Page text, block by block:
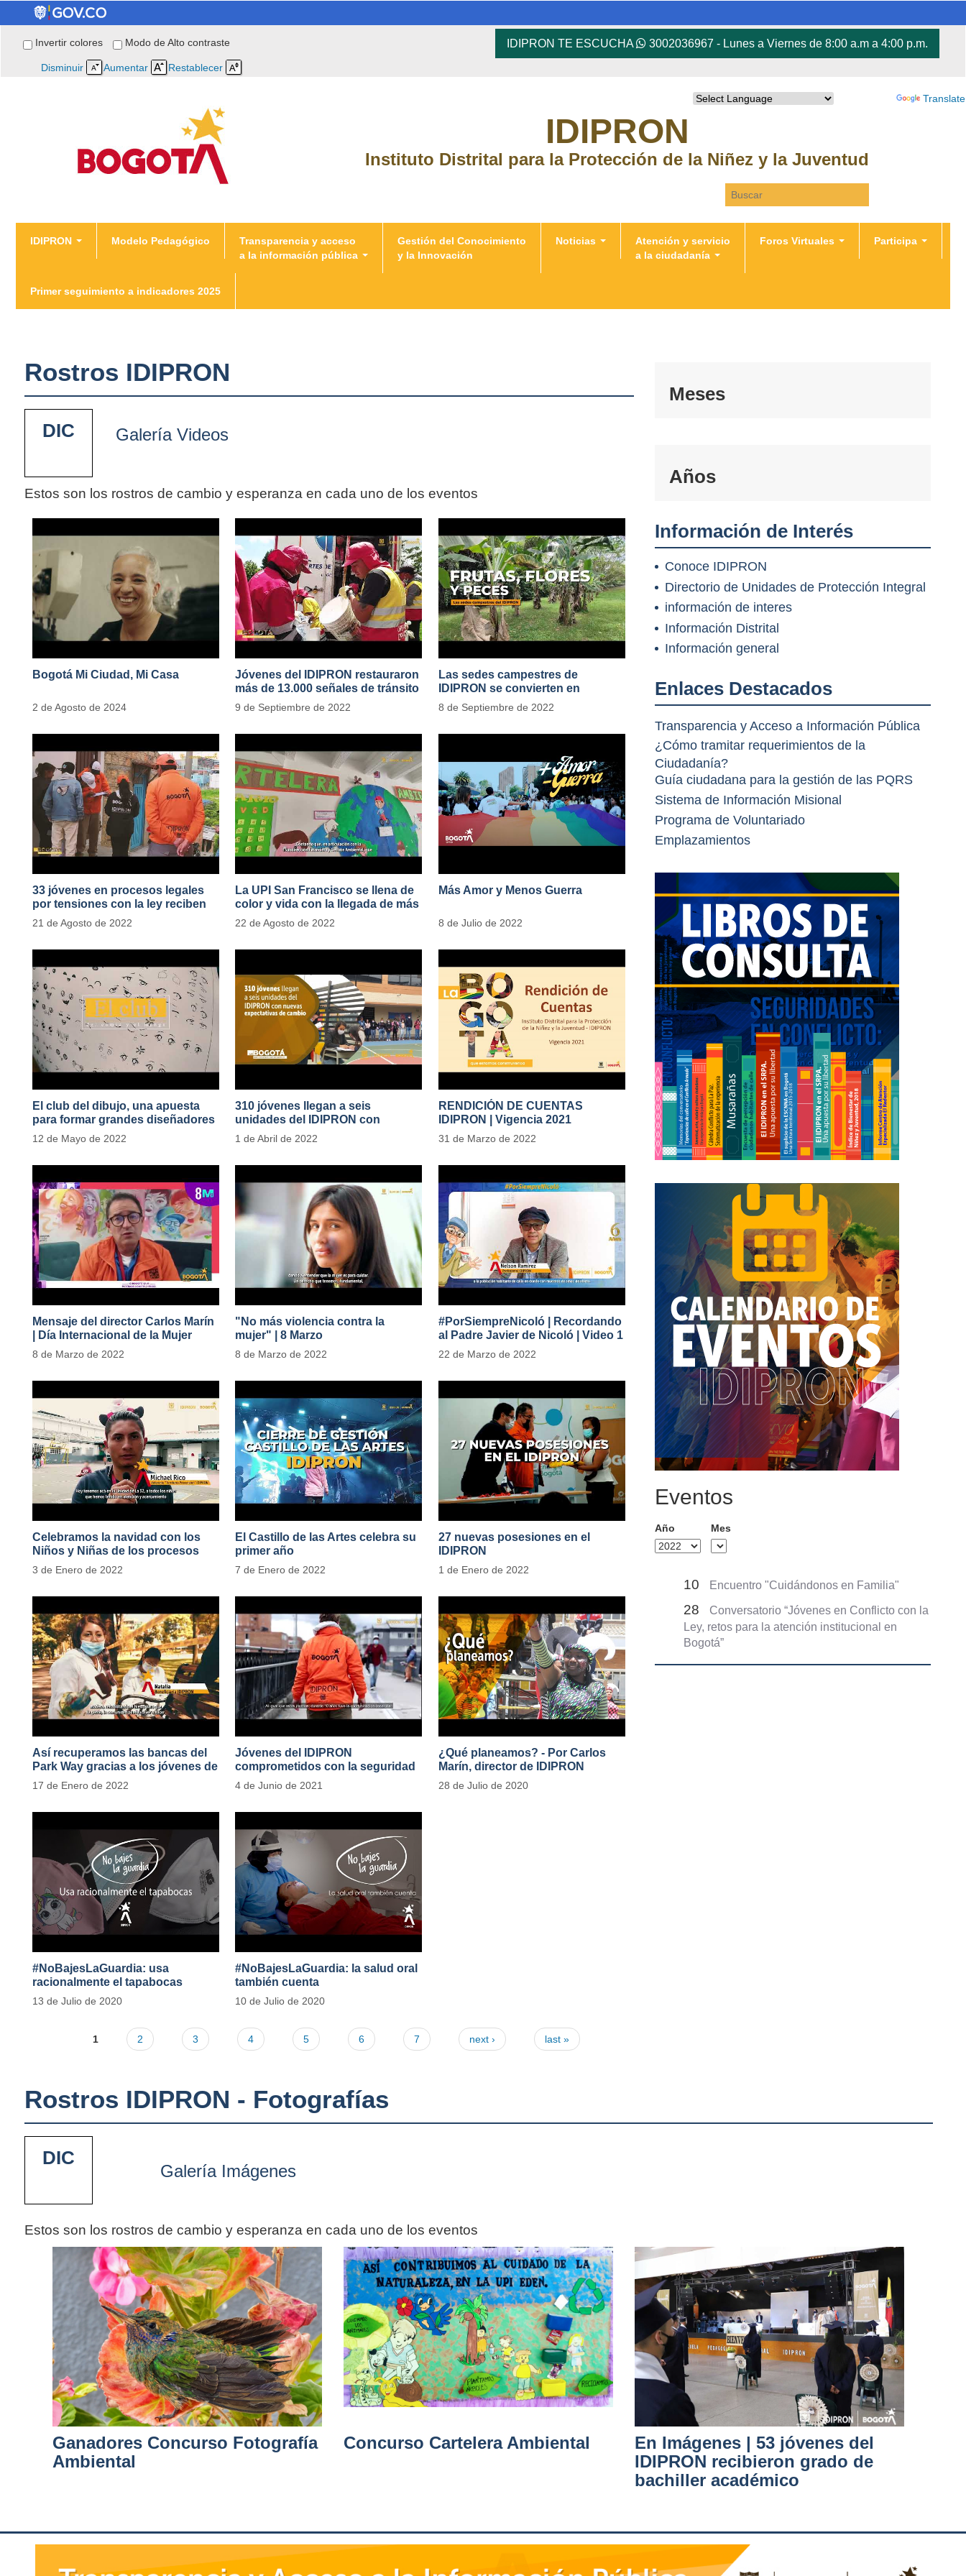
Invertir colores Modo de Alto contraste
Disminuir Aumentar Restablecer
IDIPRON TE ESCUCHA 3002036967 - Lunes a Viernes de 8:00 a.m a 4:00 p.m.
Translate
Search this site
IDIPRON
Instituto Distrital para la Protección de la Niñez y la Juventud
IDIPRON Modelo Pedagógico
Transparencia y acceso
a la información pública
Gestión del Conocimiento
y la Innovación
Noticias
Atención y servicio
a la ciudadanía
Foros Virtuales Participa
Primer seguimiento a indicadores 2025
You are here
Rostros IDIPRON
Galería Videos
Estos son los rostros de cambio y esperanza en cada uno de los eventos
Bogotá Mi Ciudad, Mi Casa
2 de Agosto de 2024
Jóvenes del IDIPRON restauraron
más de 13.000 señales de tránsito
9 de Septiembre de 2022
Las sedes campestres de
IDIPRON se convierten en
laboratorios agroecológicos
8 de Septiembre de 2022
33 jóvenes en procesos legales
por tensiones con la ley reciben
apoyo alimentario y pedagógico
del IDIPRON
21 de Agosto de 2022
La UPI San Francisco se llena de
color y vida con la llegada de más
de 1100 ejemplares vegetales
22 de Agosto de 2022
Más Amor y Menos Guerra
8 de Julio de 2022
El club del dibujo, una apuesta
para formar grandes diseñadores
del cómic y manga en IDIPRON
12 de Mayo de 2022
310 jóvenes llegan a seis
unidades del IDIPRON con
nuevas expectativas de cambio
1 de Abril de 2022
RENDICIÓN DE CUENTAS
IDIPRON | Vigencia 2021
#IdipronRindeCuentas
31 de Marzo de 2022
Mensaje del director Carlos Marín
| Día Internacional de la Mujer
8 de Marzo de 2022
"No más violencia contra la
mujer" | 8 Marzo
#MásOportunidadesParaLasMujeres
8 de Marzo de 2022
#PorSiempreNicoló | Recordando
al Padre Javier de Nicoló | Video 1
22 de Marzo de 2022
Celebramos la navidad con los
Niños y Niñas de los procesos
territoriales
3 de Enero de 2022
El Castillo de las Artes celebra su
primer año
7 de Enero de 2022
27 nuevas posesiones en el
IDIPRON
1 de Enero de 2022
Así recuperamos las bancas del
Park Way gracias a los jóvenes de
Cultura Ciudadana
17 de Enero de 2022
Jóvenes del IDIPRON
comprometidos con la seguridad
en el Transporte Público
4 de Junio de 2021
¿Qué planeamos? - Por Carlos
Marín, director de IDIPRON
28 de Julio de 2020
#NoBajesLaGuardia: usa
racionalmente el tapabocas
13 de Julio de 2020
#NoBajesLaGuardia: la salud oral
también cuenta
10 de Julio de 2020
Pages
1 2 3 4 5 6 7 next › last »
DIC
Meses
Años
Información de Interés
Conoce IDIPRON
Directorio de Unidades de Protección Integral
información de interes
Información Distrital
Información general
Enlaces Destacados
Transparencia y Acceso a Información Pública
¿Cómo tramitar requerimientos de la
Ciudadanía?
Guía ciudadana para la gestión de las PQRS
Sistema de Información Misional
Programa de Voluntariado
Emplazamientos
Eventos
Año Mes
10 Encuentro "Cuidándonos en Familia"
28
Conversatorio “Jóvenes en Conflicto con la
Ley, retos para la atención institucional en
Bogotá”
Rostros IDIPRON - Fotografías
Galería Imágenes
Estos son los rostros de cambio y esperanza en cada uno de los eventos
Ganadores Concurso Fotografía
Ambiental
Concurso Cartelera Ambiental
En Imágenes | 53 jóvenes del
IDIPRON recibieron grado de
bachiller académico
DIC